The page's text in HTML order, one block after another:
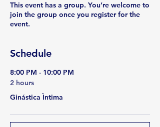
This event has a group. You’re welcome to
join the group once you register for the
event.
Schedule
8:00 PM - 10:00 PM
2 hours
Ginástica Ìntima